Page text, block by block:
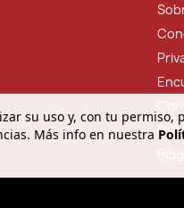
su uso y, con tu
Más info en nuestra